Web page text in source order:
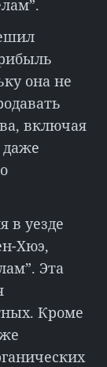
она не
включая
даже
в уезде
Хюэ,
Эта
Кроме